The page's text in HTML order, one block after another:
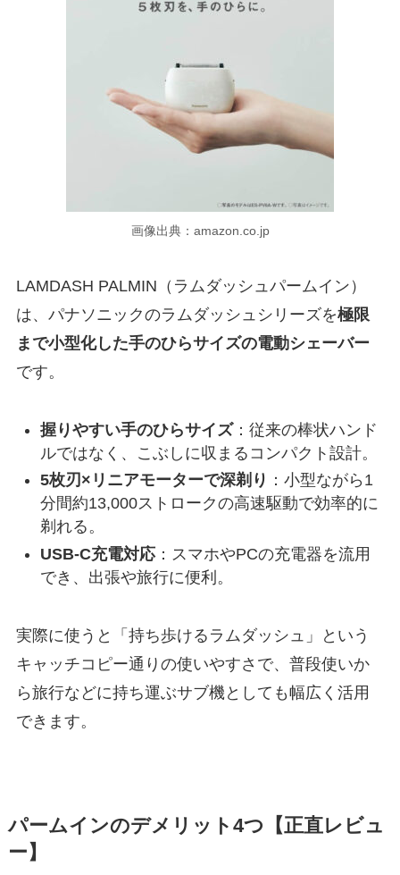
画像出典：amazon.co.jp
LAMDASH PALMIN（ラムダッシュパームイン）
は、パナソニックのラムダッシュシリーズを極限
まで小型化した手のひらサイズの電動シェーバー
です。
握りやすい手のひらサイズ：従来の棒状ハンド
ルではなく、こぶしに収まるコンパクト設計。
5枚刃×リニアモーターで深剃り ：小型ながら1
分間約13,000ストロークの高速駆動で効率的に
剃れる。
USB-C充電対応：スマホやPCの充電器を流用
でき、出張や旅行に便利。
実際に使うと「持ち歩けるラムダッシュ」という
キャッチコピー通りの使いやすさで、普段使いか
ら旅行などに持ち運ぶサブ機としても幅広く活用
できます。
パームインのデメリット4つ【正直レビュ
ー】